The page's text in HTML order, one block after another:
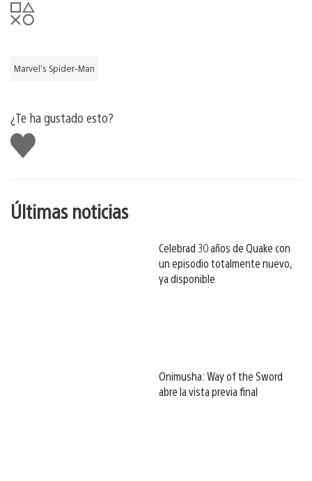
Marvel’s Spider-Man
¿Te ha gustado esto?
Me
gusta
Últimas noticias
Celebrad 30 años de Quake con
un episodio totalmente nuevo,
ya disponible
Onimusha: Way of the Sword
abre la vista previa final